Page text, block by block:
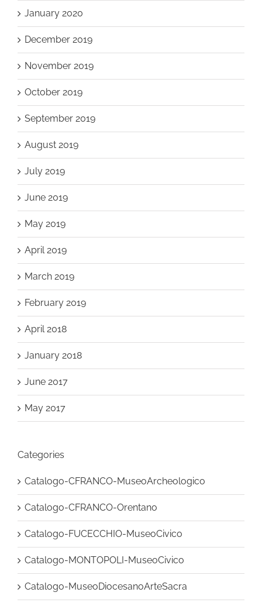
January 2020
December 2019
November 2019
October 2019
September 2019
August 2019
July 2019
June 2019
May 2019
April 2019
March 2019
February 2019
April 2018
January 2018
June 2017
May 2017
Categories
Catalogo-CFRANCO-MuseoArcheologico
Catalogo-CFRANCO-Orentano
Catalogo-FUCECCHIO-MuseoCivico
Catalogo-MONTOPOLI-MuseoCivico
Catalogo-MuseoDiocesanoArteSacra